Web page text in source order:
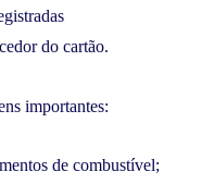
do cartão.
importantes:
de combustível;